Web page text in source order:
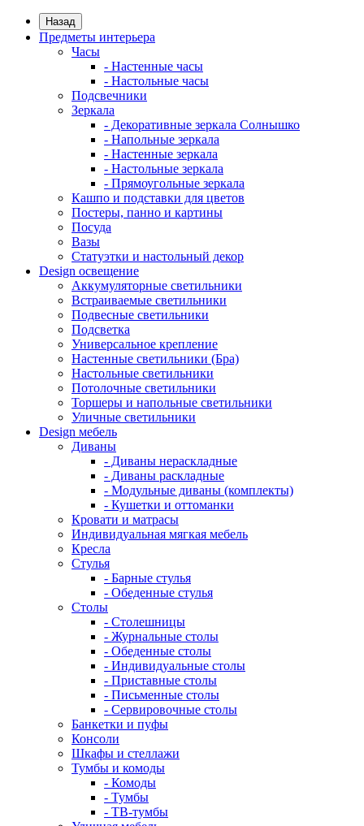
Назад
Предметы интерьера
Часы
- Настенные часы
- Настольные часы
Подсвечники
Зеркала
- Декоративные зеркала Солнышко
- Напольные зеркала
- Настенные зеркала
- Настольные зеркала
- Прямоугольные зеркала
Кашпо и подставки для цветов
Постеры, панно и картины
Посуда
Вазы
Статуэтки и настольный декор
Design освещение
Аккумуляторные светильники
Встраиваемые светильники
Подвесные светильники
Подсветка
Универсальное крепление
Настенные светильники (Бра)
Настольные светильники
Потолочные светильники
Торшеры и напольные светильники
Уличные светильники
Design мебель
Диваны
- Диваны нераскладные
- Диваны раскладные
- Модульные диваны (комплекты)
- Кушетки и оттоманки
Кровати и матрасы
Индивидуальная мягкая мебель
Кресла
Стулья
- Барные стулья
- Обеденные стулья
Столы
- Столешницы
- Журнальные столы
- Обеденные столы
- Индивидуальные столы
- Приставные столы
- Письменные столы
- Сервировочные столы
Банкетки и пуфы
Консоли
Шкафы и стеллажи
Тумбы и комоды
- Комоды
- Тумбы
- ТВ-тумбы